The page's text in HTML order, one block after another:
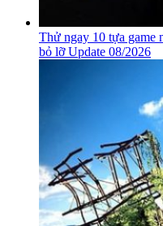
Thử ngay 10 tựa game
bỏ lỡ Update 08/2026